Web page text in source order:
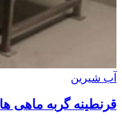
آب شیرین
قرنطینه گربه ماهی